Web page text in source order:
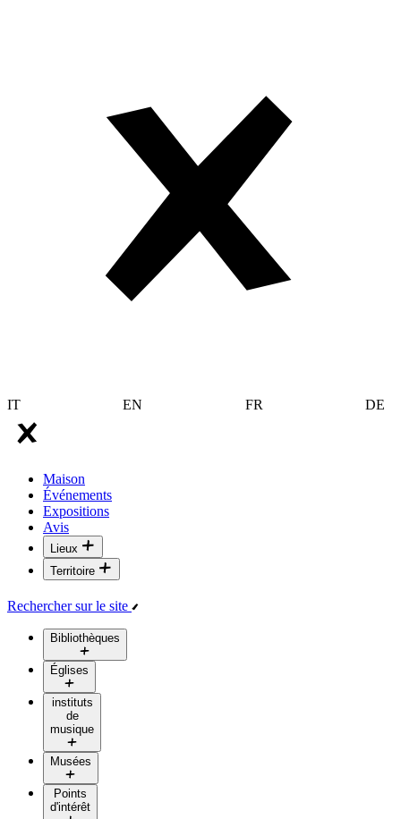
IT EN FR DE
Maison
Événements
Expositions
Avis
Lieux
Territoire
Rechercher sur le site
Bibliothèques
Églises
instituts
de
musique
Musées
Points
d'intérêt